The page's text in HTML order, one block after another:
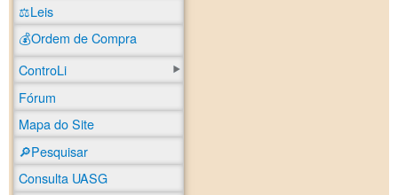
⚖️Leis
💰Ordem de Compra
ControLi
Fórum
Mapa do Site
🔎Pesquisar
Consulta UASG